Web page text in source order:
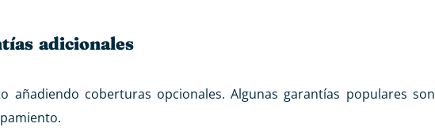
adicionales
añadiendo coberturas opcionales. Algunas garantías populares son